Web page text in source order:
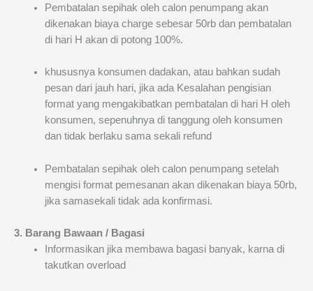
Pembatalan sepihak oleh calon penumpang akan
dikenakan biaya charge sebesar 50rb dan pembatalan
di hari H akan di potong 100%.
khususnya konsumen dadakan, atau bahkan sudah
pesan dari jauh hari, jika ada Kesalahan pengisian
format yang mengakibatkan pembatalan di hari H oleh
konsumen, sepenuhnya di tanggung oleh konsumen
dan tidak berlaku sama sekali refund
Pembatalan sepihak oleh calon penumpang setelah
mengisi format pemesanan akan dikenakan biaya 50rb,
jika samasekali tidak ada konfirmasi.
3. Barang Bawaan / Bagasi
Informasikan jika membawa bagasi banyak, karna di
takutkan overload